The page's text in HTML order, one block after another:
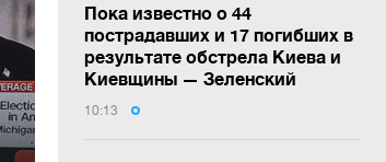
Пока известно о 44
пострадавших и 17 погибших в
результате обстрела Киева и
Киевщины — Зеленский
10:13